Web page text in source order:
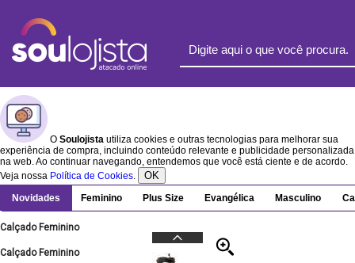
O Soulojista utiliza cookies e outras tecnologias para melhorar sua
experiência de compra, incluindo conteúdo relevante e publicidade personalizada
na web. Ao continuar navegando, entendemos que você está ciente e de acordo.
Veja nossa Política de Cookies. OK
Novidades Feminino Plus Size Evangélica Masculino
Calçado Feminino
Calçado Feminino